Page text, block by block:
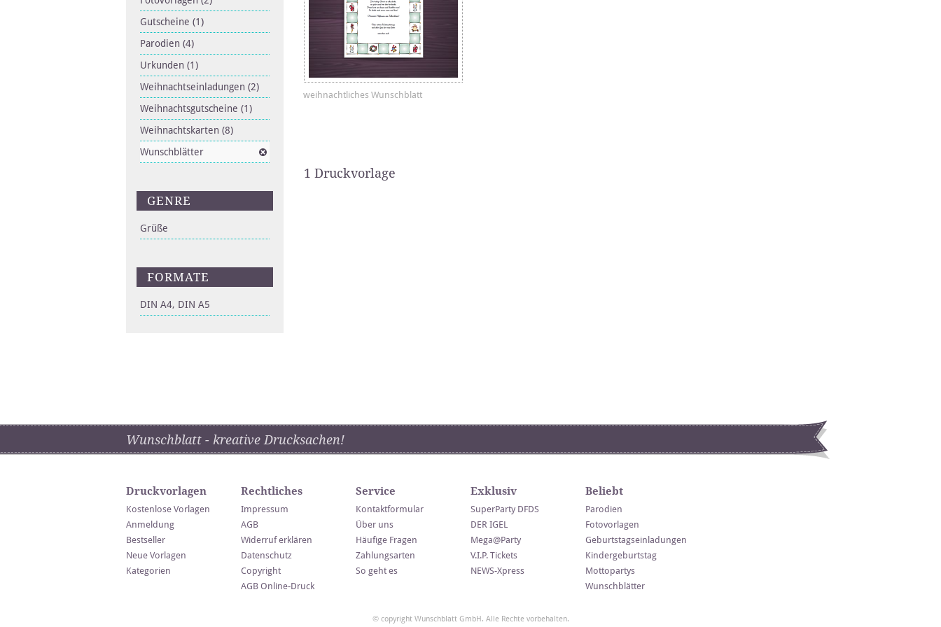
Gutscheine (1)
Parodien (4)
Urkunden (1)
Weihnachtseinladungen (2)
Weihnachtsgutscheine (1)
Weihnachtskarten (8)
Wunschblätter
GENRE
Grüße
FORMATE
DIN A4, DIN A5
weihnachtliches Wunschblatt
1 Druckvorlage
Wunschblatt - kreative Drucksachen!
Druckvorlagen
Kostenlose Vorlagen
Anmeldung
Bestseller
Neue Vorlagen
Kategorien
Rechtliches
Impressum
AGB
Widerruf erklären
Datenschutz
Copyright
AGB Online-Druck
Service
Kontaktformular
Über uns
Häufige Fragen
Zahlungsarten
So geht es
Exklusiv
SuperParty DFDS
DER IGEL
Mega@Party
V.I.P. Tickets
NEWS-Xpress
Beliebt
Parodien
Fotovorlagen
Geburtstagseinladungen
Kindergeburtstag
Mottopartys
Wunschblätter
© copyright Wunschblatt GmbH. Alle Rechte vorbehalten.